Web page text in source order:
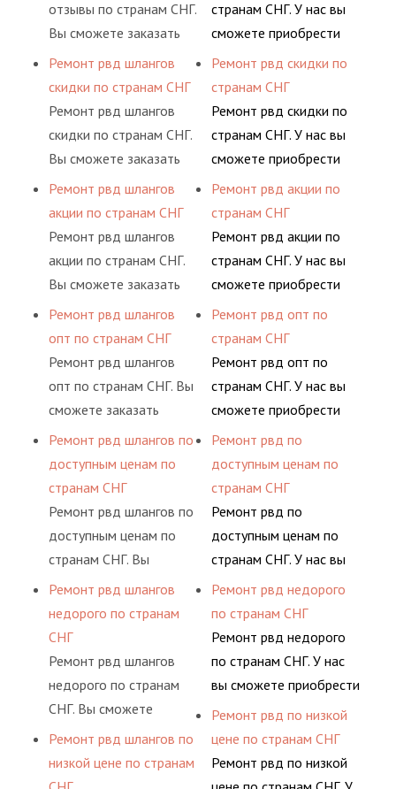
комплексного
гидросистем Вашего
предприятия.
отзывы по странам СНГ.
Вы сможете заказать
сервис РВД на разовой
основе либо на
условиях
долговременного
комплексного
гидросистем Вашего
предприятия.
Ремонт рвд шлангов
скидки по странам СНГ
Ремонт рвд шлангов
скидки по странам СНГ.
Вы сможете заказать
сервис РВД на разовой
основе либо на
условиях
долговременного
комплексного
гидросистем Вашего
предприятия.
Ремонт рвд шлангов
акции по странам СНГ
Ремонт рвд шлангов
акции по странам СНГ.
Вы сможете заказать
сервис РВД на разовой
основе либо на
условиях
долговременного
комплексного
гидросистем Вашего
предприятия.
Ремонт рвд шлангов
опт по странам СНГ
Ремонт рвд шлангов
опт по странам СНГ. Вы
сможете заказать
сервис РВД на разовой
основе либо на
условиях
долговременного
комплексного
обслуживания
предприятия.
Ремонт рвд шлангов по
доступным ценам по
странам СНГ
Ремонт рвд шлангов по
доступным ценам по
странам СНГ. Вы
сможете заказать
сервис РВД на разовой
основе либо на
условиях
долговременного
комплексного
гидросистем Вашего
предприятия.
Ремонт рвд шлангов
недорого по странам
СНГ
Ремонт рвд шлангов
недорого по странам
СНГ. Вы сможете
заказать сервис РВД на
разовой основе либо на
условиях
Ремонт рвд шлангов по
низкой цене по странам
ными спецами, которые
помогут решить любую
сложную задачу.
шлангов высокого
шлангов производится
высококвалифицирован
ными спецами, которые
помогут решить любую
сложную задачу.
странам СНГ. У нас вы
сможете приобрести
рукав с разными
фитингами и
комплектующими,
АДЫМ Инжиниринг
предлагает ремонт
давления. Ремонт
шлангов производится
высококвалифицирован
ными спецами, которые
помогут решить любую
сложную задачу.
Ремонт рвд скидки по
странам СНГ
Ремонт рвд скидки по
странам СНГ. У нас вы
сможете приобрести
рукав с разными
фитингами и
комплектующими,
АДЫМ Инжиниринг
предлагает ремонт
давления. Ремонт
шлангов производится
высококвалифицирован
ными спецами, которые
помогут решить любую
сложную задачу.
Ремонт рвд акции по
странам СНГ
Ремонт рвд акции по
странам СНГ. У нас вы
сможете приобрести
рукав с разными
фитингами и
комплектующими,
АДЫМ Инжиниринг
предлагает ремонт
давления. Ремонт
шлангов производится
высококвалифицирован
ными спецами, которые
помогут решить любую
сложную задачу.
Ремонт рвд опт по
странам СНГ
Ремонт рвд опт по
странам СНГ. У нас вы
сможете приобрести
рукав с разными
фитингами и
комплектующими,
АДЫМ Инжиниринг
предлагает ремонт
шлангов высокого
шлангов производится
высококвалифицирован
ными спецами, которые
помогут решить любую
сложную задачу.
Ремонт рвд по
доступным ценам по
странам СНГ
Ремонт рвд по
доступным ценам по
странам СНГ. У нас вы
сможете приобрести
рукав с разными
фитингами и
комплектующими,
АДЫМ Инжиниринг
шлангов высокого
давления. Ремонт
шлангов производится
Ремонт рвд недорого
по странам СНГ
Ремонт рвд недорого
по странам СНГ. У нас
вы сможете приобрести
рукав с разными
фитингами и
комплектующими,
АДЫМ Инжиниринг
Ремонт рвд по низкой
цене по странам СНГ
Ремонт рвд по низкой